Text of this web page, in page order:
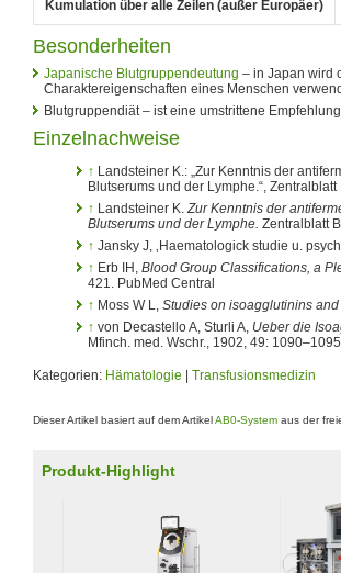
Kumulation über alle Zeilen (außer Europäer)
Besonderheiten
Japanische Blutgruppendeutung – in Japan wird
Charaktereigenschaften eines Menschen
Blutgruppendiät – ist eine umstrittene
Einzelnachweise
↑ Landsteiner K.: „Zur Kenntnis der
Blutserums und der Lymphe.“,
↑ Landsteiner K.Zur Kenntnis der
Blutserums und der Lymphe. Zentralblatt
↑ Jansky J, ‚Haematologick studie u.
↑ Erb IH, Blood Group Classifications, a
421. PubMed Central
↑ Moss W L, Studies on isoagglutinins
↑ von Decastello A, Sturli A, Ueber die
Mfinch. med. Wschr., 1902, 49:
Kategorien: Hämatologie Transfusionsmedizin
Dieser Artikel basiert auf dem ArtikelAB0-System aus der
Produkt-Highlight